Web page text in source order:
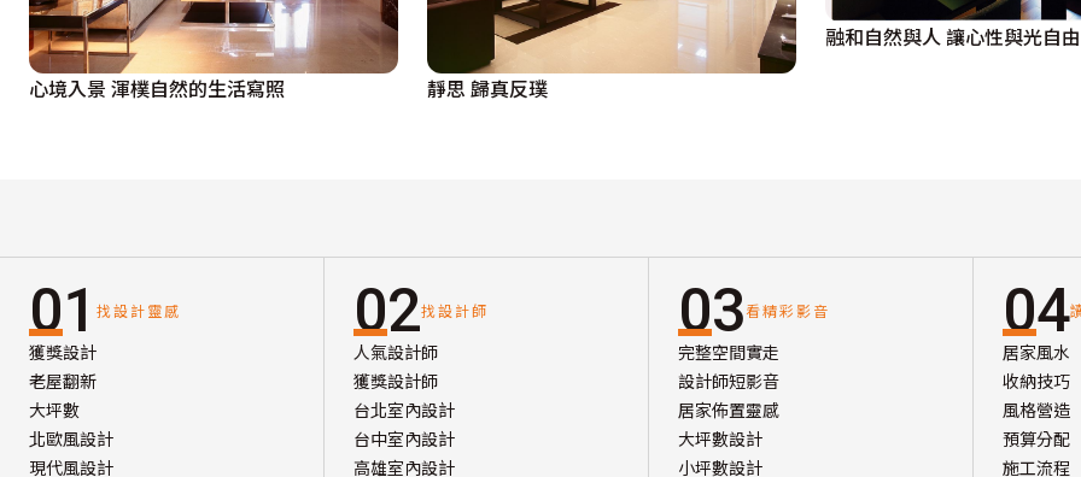
心境入景 渾樸自然的生活寫照 靜思 歸真反璞
融和自然與人 讓心性與光自
01 找設計靈感
獲獎設計
老屋翻新
大坪數
北歐風設計
現代風設計
02找設計師
人氣設計師
獲獎設計師
台北室內設計
台中室內設計
高雄室內設計
03看精彩影音
完整空間實走
設計師短影音
居家佈置靈感
大坪數設計
小坪數設計
04
居家風水
收納技巧
風格營造
預算分配
施工流程